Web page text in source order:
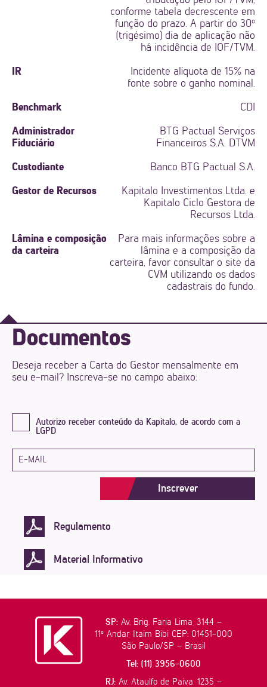
conforme tabela decrescente em
função do prazo. A partir do 30º
(trigésimo) dia de aplicação não
há incidência de IOF/TVM.
IR
Incidente alíquota de 15% na
fonte sobre o ganho nominal.
Benchmark CDI
Administrador
Fiduciário
BTG Pactual Serviços
Financeiros S.A. DTVM
Custodiante Banco BTG Pactual S.A.
Gestor de Recursos
Kapitalo Investimentos Ltda. e
Kapitalo Ciclo Gestora de
Recursos Ltda.
Lâmina e composição
da carteira
Para mais informações sobre a
lâmina e a composição da
carteira, favor consultar o site da
CVM utilizando os dados
cadastrais do fundo.
Documentos
Deseja receber a Carta do Gestor mensalmente em
seu e-mail? Inscreva-se no campo abaixo:
Autorizo receber conteúdo da Kapitalo, de acordo com a
LGPD
Inscrever
Regulamento
Material Informativo
SP:Av. Brig. Faria Lima, 3144 –
11º Andar, Itaim Bibi CEP: 01451-000
São Paulo/SP – Brasil
Tel: (11) 3956-0600
RJ:Av. Ataulfo de Paiva, 1235 –